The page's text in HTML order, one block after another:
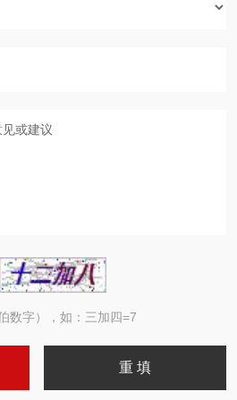
数字），如：三加四=7